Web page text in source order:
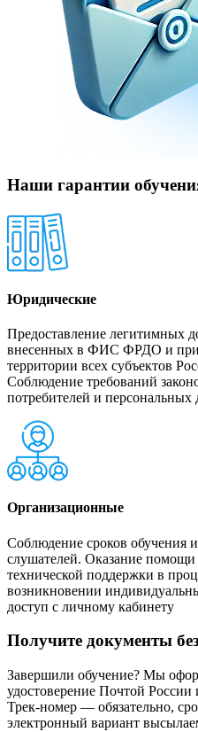
Наши гарантии
Юридические
Предоставление легитимных
внесенных в ФИС ФРДО и
территории всех субъектов
Соблюдение требований
потребителей и персональных
Организационные
Соблюдение сроков обучения
слушателей. Оказание
технической поддержки в
возникновении
доступ с личному кабинету
Получите документы
Завершили обучение? Мы
удостоверение Почтой
Трек-номер — обязательно,
электронный вариант